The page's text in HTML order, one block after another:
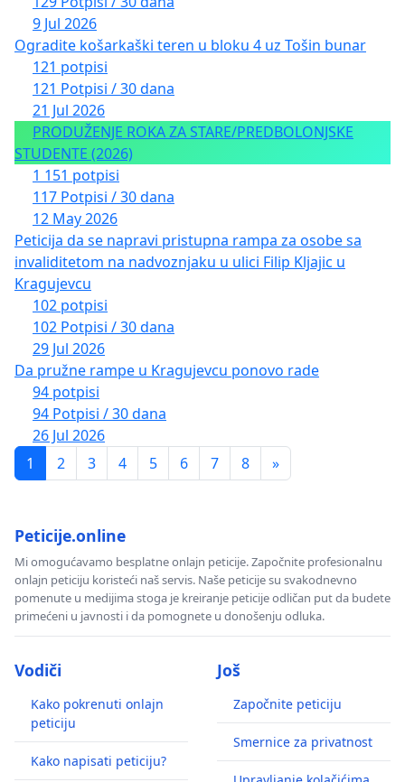
9 Jul 2026
Ogradite košarkaški teren u bloku 4 uz Tošin bunar
121 potpisi
121 Potpisi / 30 dana
21 Jul 2026
PRODUŽENJE ROKA ZA STARE/PREDBOLONJSKE
STUDENTE (2026)
1 151 potpisi
117 Potpisi / 30 dana
12 May 2026
Peticija da se napravi pristupna rampa za osobe sa
invaliditetom na nadvoznjaku u ulici Filip Kljajic u
Kragujevcu
102 potpisi
102 Potpisi / 30 dana
29 Jul 2026
Da pružne rampe u Kragujevcu ponovo rade
94 potpisi
94 Potpisi / 30 dana
26 Jul 2026
1
2 3 4 5 6 7 8 »
Peticije.online
Mi omogućavamo besplatne onlajn peticije. Započnite profesionalnu
onlajn peticiju koristeći naš servis. Naše peticije su svakodnevno
pomenute u medijima stoga je kreiranje peticije odličan put da budete
primećeni u javnosti i da pomognete u donošenju odluka.
Vodiči
Kako pokrenuti onlajn
peticiju
Kako napisati peticiju?
Još
Započnite peticiju
Smernice za privatnost